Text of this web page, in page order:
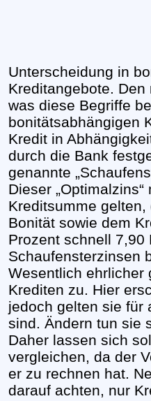
Unterscheidung in
Kreditangebote.
was diese Begriffe
bonitätsabhängigen
Kredit in
durch die Bank
genannte
Dieser
Kreditsumme
Bonität sowie dem
Prozent schnell 7,90
Schaufensterzinsen
Wesentlich ehrlicher
Krediten zu. Hier
jedoch gelten sie für
sind. Ändern tun sie
Daher lassen sich
vergleichen, da der
er zu rechnen hat.
darauf achten, nur